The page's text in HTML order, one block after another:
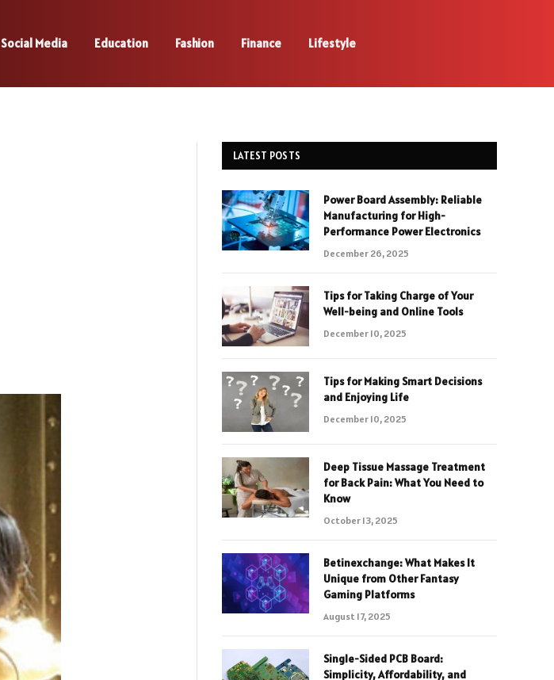
Social Media Education Fashion Finance Lifestyle
LATEST POSTS
Power Board Assembly: Reliable
Manufacturing for High-
Performance Power Electronics
December 26, 2025
Tips for Taking Charge of Your
Well-being and Online Tools
December 10, 2025
Tips for Making Smart Decisions
and Enjoying Life
December 10, 2025
Deep Tissue Massage Treatment
for Back Pain: What You Need to
Know
October 13, 2025
Betinexchange: What Makes It
Unique from Other Fantasy
Gaming Platforms
August 17, 2025
Single-Sided PCB Board:
Simplicity, Affordability, and